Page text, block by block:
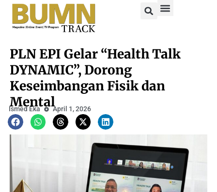
PLN EPI Gelar “Health Talk
DYNAMIC”, Dorong
Keseimbangan Fisik dan
Mental
Ismed Eka April 1, 2026